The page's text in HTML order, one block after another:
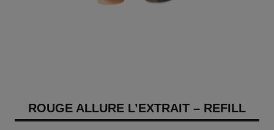
ROUGE ALLURE L’EXTRAIT – REFILL